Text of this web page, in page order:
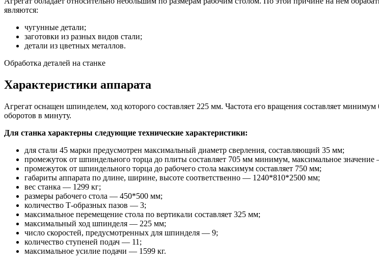
являются:
чугунные детали;
заготовки из разных видов стали;
детали из цветных металлов.
Обработка деталей на станке
Характеристики аппарата
Агрегат оснащен шпинделем, ход которого составляет 225 мм. Частота его вращения составляет
оборотов в минуту.
Для станка характерны следующие технические характеристики:
для стали 45 марки предусмотрен максимальный диаметр сверления, составляющий 35 мм;
промежуток от шпиндельного торца до плиты составляет 705 мм минимум, максимальное
промежуток от шпиндельного торца до рабочего стола максимум составляет 750 мм;
габариты аппарата по длине, ширине, высоте соответственно — 1240*810*2500 мм;
вес станка — 1299 кг;
размеры рабочего стола — 450*500 мм;
количество Т-образных пазов — 3;
максимальное перемещение стола по вертикали составляет 325 мм;
максимальный ход шпинделя — 225 мм;
число скоростей, предусмотренных для шпинделя — 9;
количество ступеней подач — 11;
максимальное усилие подачи — 1599 кг.